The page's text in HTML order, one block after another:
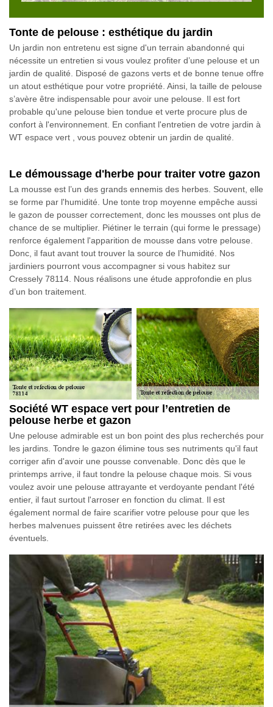
Tonte de pelouse : esthétique du jardin
Un jardin non entretenu est signe d'un terrain abandonné qui
nécessite un entretien si vous voulez profiter d’une pelouse et un
jardin de qualité. Disposé de gazons verts et de bonne tenue offre
un atout esthétique pour votre propriété. Ainsi, la taille de pelouse
s’avère être indispensable pour avoir une pelouse. Il est fort
probable qu'une pelouse bien tondue et verte procure plus de
confort à l'environnement. En confiant l'entretien de votre jardin à
WT espace vert , vous pouvez obtenir un jardin de qualité.
Le démoussage d'herbe pour traiter votre gazon
La mousse est l’un des grands ennemis des herbes. Souvent, elle
se forme par l'humidité. Une tonte trop moyenne empêche aussi
le gazon de pousser correctement, donc les mousses ont plus de
chance de se multiplier. Piétiner le terrain (qui forme le pressage)
renforce également l'apparition de mousse dans votre pelouse.
Donc, il faut avant tout trouver la source de l’humidité. Nos
jardiniers pourront vous accompagner si vous habitez sur
Cressely 78114. Nous réalisons une étude approfondie en plus
d’un bon traitement.
Société WT espace vert pour l’entretien de
pelouse herbe et gazon
Une pelouse admirable est un bon point des plus recherchés pour
les jardins. Tondre le gazon élimine tous ses nutriments qu'il faut
corriger afin d'avoir une pousse convenable. Donc dès que le
printemps arrive, il faut tondre la pelouse chaque mois. Si vous
voulez avoir une pelouse attrayante et verdoyante pendant l'été
entier, il faut surtout l'arroser en fonction du climat. Il est
également normal de faire scarifier votre pelouse pour que les
herbes malvenues puissent être retirées avec les déchets
éventuels.